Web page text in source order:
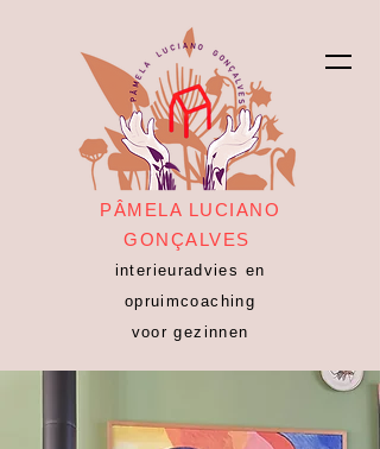
PÂMELA LUCIANO
GONÇALVES
interieuradvies en
opruimcoaching
voor gezinnen